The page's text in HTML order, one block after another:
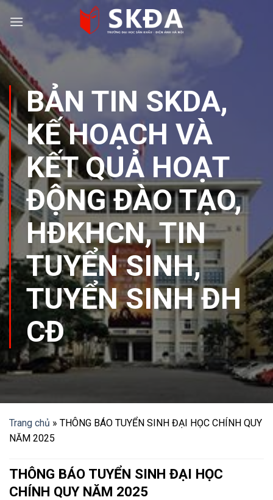
Skip
content
BẢN TIN SKDA,
KẾ HOẠCH VÀ
KẾT QUẢ HOẠT
ĐỘNG ĐÀO TẠO,
HĐKHCN,TIN
TUYỂN SINH,
TUYỂN SINH ĐH
CĐ
Trang chủ » THÔNG BÁO TUYỂN SINH ĐẠI HỌC CHÍNH QUY
NĂM 2025
THÔNG BÁO TUYỂN SINH ĐẠI HỌC
CHÍNH QUY NĂM 2025